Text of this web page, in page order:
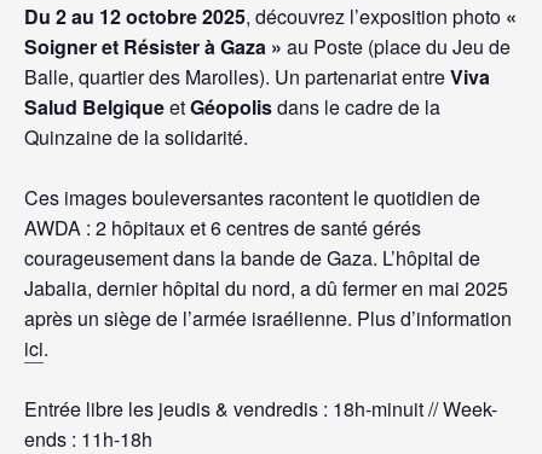
Du 2 au 12 octobre 2025, découvrez l’exposition photo «
Soigner et Résister à Gaza » au Poste (place du Jeu de
Balle, quartier des Marolles). Un partenariat entreViva
Salud BelgiqueetGéopolisdans le cadre de la
Quinzaine de la solidarité.
Ces images bouleversantes racontent le quotidien de
AWDA : 2 hôpitaux et 6 centres de santé gérés
courageusement dans la bande de Gaza. L’hôpital de
Jabalia, dernier hôpital du nord, a dû fermer en mai 2025
après un siège de l’armée israélienne. Plus d’information
ici.
Entrée libre les jeudis & vendredis : 18h-minuit // Week-
ends : 11h-18h